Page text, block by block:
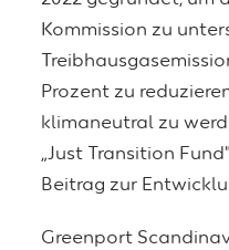
Kommission zu
Prozent zu
klimaneutral zu
„Just Transition
Beitrag zur
Greenport